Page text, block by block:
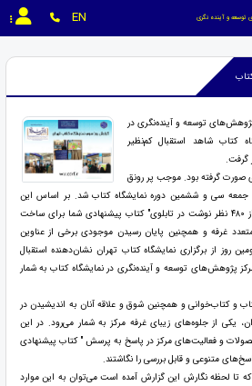
توسعه و آینده نگری EN
توسعه و آینده‌نگری در
کتاب شاهد استقبال کم‌نظیر
گرفت.
صورت گرفته بود. موجب پر رونق
جمعه سی و ششمین دوره نمایشگاه کتاب شد. بر اساس این
گزارش به عنوان مثال نگاشت بیش از ۴۸۰ نظر نوشت در تابلوی" کتاب پیشنهادی شما برای ساخت
غرفه و همچنین پایان رسیدن موجودی برخی از عناوین
روز از برگزاری نمایشگاه کتاب تهران نشان‌دهنده استقبال
پژوهش‌های توسعه و آینده‌نگری در نمایشگاه کتاب به شمار
و کتاب‌خوانی و همچنین شوق و علاقه آنان به اندیشیدن در
یکی از جلوه‌های زیبای غرفه مرکز به شمار می‌رود. در این
و فعالیت‌های مرکز در پاسخ به پرسش " کتاب پیشنهادی
متنوعی و قابل بررسی را نگاشتند.
که تا لحظه نگارش این گزارش آمده است می‌توان به این موارد